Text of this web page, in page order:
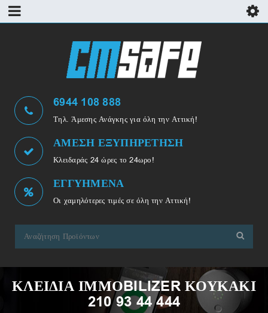
6944 108 888
Τηλ. Άμεσης Ανάγκης για όλη την Αττική!
ΑΜΕΣΗ ΕΞΥΠΗΡΕΤΗΣΗ
Κλειδαράς 24 ώρες το 24ωρο!
ΕΓΓΥΗΜΕΝΑ
Οι χαμηλότερες τιμές σε όλη την Αττική!
ΚΛΕΙΔΙΑ ΙΜΜΟBILIZER ΚΟΥΚΑΚΙ
210 93 44 444